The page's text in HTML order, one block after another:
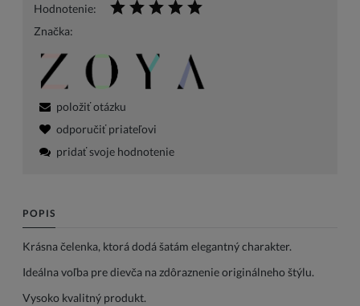
Hodnotenie:
Značka:
položiť otázku
odporučiť priateľovi
pridať svoje hodnotenie
POPIS
Krásna čelenka, ktorá dodá šatám elegantný charakter.
Ideálna voľba pre dievča na zdôraznenie originálneho štýlu.
Vysoko kvalitný produkt.